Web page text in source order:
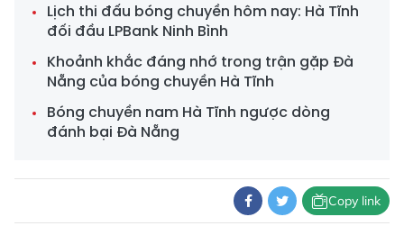
Lịch thi đấu bóng chuyền hôm nay: Hà Tĩnh
đối đầu LPBank Ninh Bình
Khoảnh khắc đáng nhớ trong trận gặp Đà
Nẵng của bóng chuyền Hà Tĩnh
Bóng chuyền nam Hà Tĩnh ngược dòng
đánh bại Đà Nẵng
Copy link